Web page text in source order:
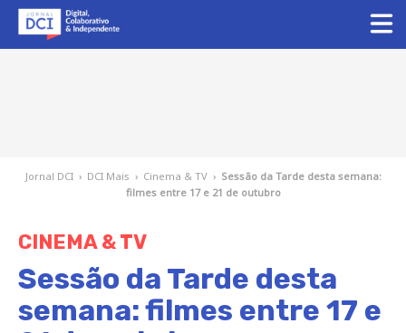
Jornal DCI › DCI Mais › Cinema & TV › Sessão da Tarde desta semana:
filmes entre 17 e 21 de outubro
CINEMA & TV
Sessão da Tarde desta
semana: filmes entre 17 e